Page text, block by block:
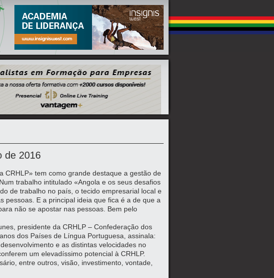
de 2016
CRHLP» tem como grande destaque a gestão de
trabalho intitulado «Angola e os seus desafios
de trabalho no país, o tecido empresarial local e
pessoas. E a principal ideia que fica é a de que a
não se apostar nas pessoas. Bem pelo
presidente da CRHLP – Confederação dos
dos Países de Língua Portuguesa, assinala:
e as distintas velocidades no
um elevadíssimo potencial à CRHLP.
entre outros, visão, investimento, vontade,